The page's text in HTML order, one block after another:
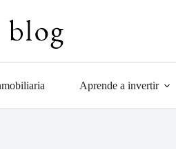
Aprende a invertir